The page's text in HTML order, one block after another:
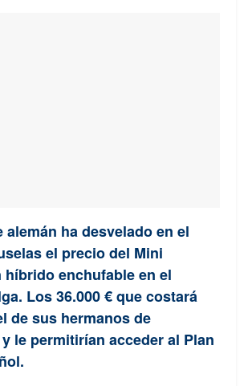
alemán ha desvelado en el
el precio del Mini
híbrido enchufable en el
Los 36.000 € que costará
de sus hermanos de
le permitirían acceder al Plan